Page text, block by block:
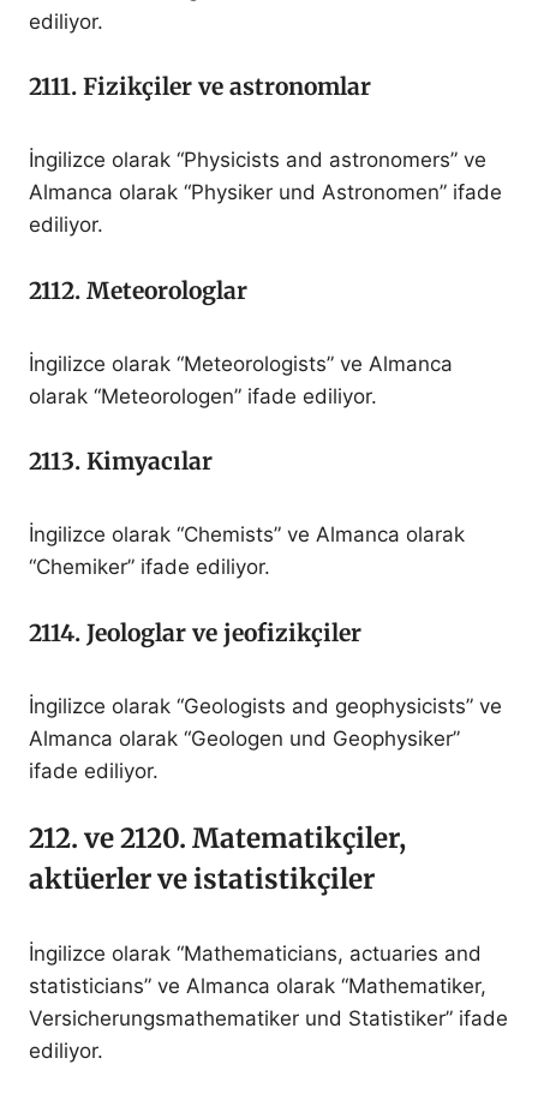
ediliyor.
2111. Fizikçiler ve astronomlar
İngilizce olarak “Physicists and astronomers” ve
Almanca olarak “Physiker und Astronomen” ifade
ediliyor.
2112. Meteorologlar
İngilizce olarak “Meteorologists” ve Almanca
olarak “Meteorologen” ifade ediliyor.
2113. Kimyacılar
İngilizce olarak “Chemists” ve Almanca olarak
“Chemiker” ifade ediliyor.
2114. Jeologlar ve jeofizikçiler
İngilizce olarak “Geologists and geophysicists” ve
Almanca olarak “Geologen und Geophysiker”
ifade ediliyor.
212. ve 2120. Matematikçiler,
aktüerler ve istatistikçiler
İngilizce olarak “Mathematicians, actuaries and
statisticians” ve Almanca olarak “Mathematiker,
Versicherungsmathematiker und Statistiker” ifade
ediliyor.